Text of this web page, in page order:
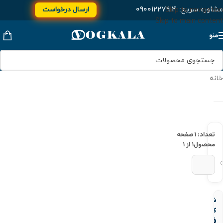
Skip to navigation
Skip to main content
مشاوره سریع:۰۹۰۰۱۲۲۷۹۱۴ ارسال درخواست
منو
خانه
تعداد: ۱
محصول
صفحه
۱ از ۱
شیر
كشویی